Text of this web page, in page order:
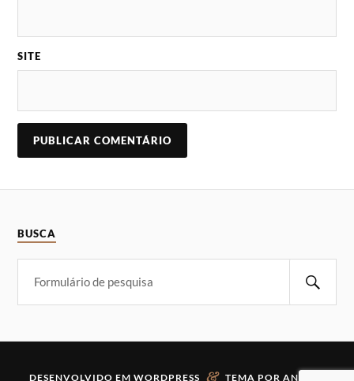
SITE
BUSCA
DESENVOLVIDO EM WORDPRESS & TEMA POR ANDERS